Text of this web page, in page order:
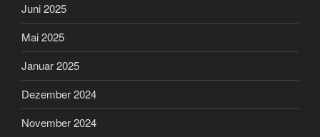
Juni 2025
Mai 2025
Januar 2025
Dezember 2024
November 2024